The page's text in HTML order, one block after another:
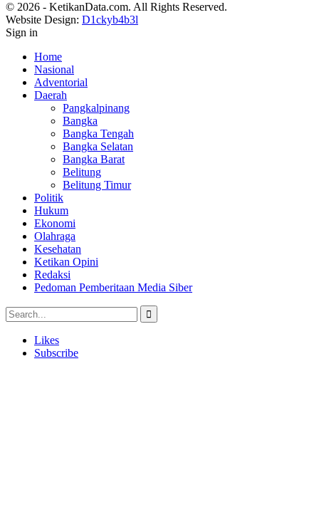
© 2026 - KetikanData.com. All Rights Reserved.
Website Design: D1ckyb4b3l
Sign in
Home
Nasional
Adventorial
Daerah
Pangkalpinang
Bangka
Bangka Tengah
Bangka Selatan
Bangka Barat
Belitung
Belitung Timur
Politik
Hukum
Ekonomi
Olahraga
Kesehatan
Ketikan Opini
Redaksi
Pedoman Pemberitaan Media Siber
Likes
Subscribe